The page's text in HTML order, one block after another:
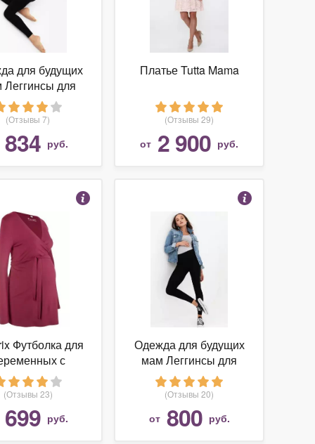
для будущих
для
(Отзывы 7)
834 руб.
Платье Tutta Mama
(Отзывы 29)
от 2 900 руб.
Футболка для
с
кормления
(Отзывы 23)
699 руб.
Одежда для будущих
мам Леггинсы для
беременных
(Отзывы 20)
от 800 руб.